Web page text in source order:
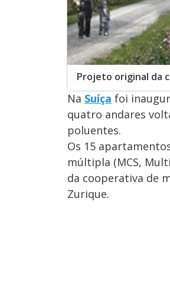
Projeto original da
Na Suíça foi
quatro andares
poluentes.
Os 15
múltipla (MCS,
da cooperativa de
Zurique.